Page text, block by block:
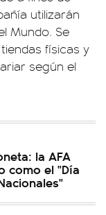
utilizarán
Mundo. Se
físicas y
según el
la AFA
como el "Día